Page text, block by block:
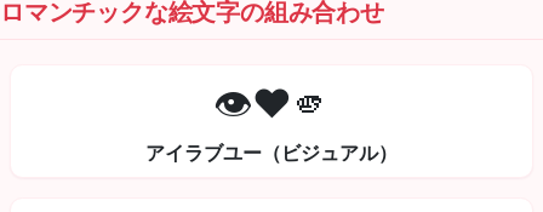
ロマンチックな絵文字の組み合わせ
👁️❤️🫵
アイラブユー（ビジュアル）